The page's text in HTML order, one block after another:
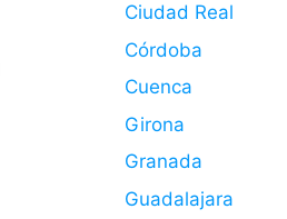
Ciudad Real
Córdoba
Cuenca
Girona
Granada
Guadalajara